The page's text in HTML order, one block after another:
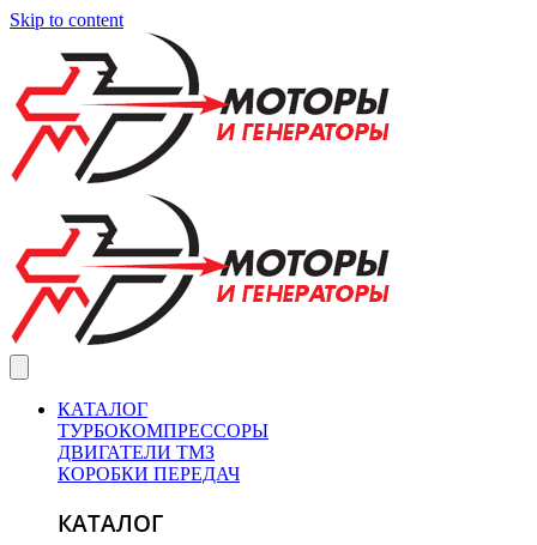
Skip to content
КАТАЛОГ
ТУРБОКОМПРЕССОРЫ
ДВИГАТЕЛИ ТМЗ
КОРОБКИ ПЕРЕДАЧ
КАТАЛОГ